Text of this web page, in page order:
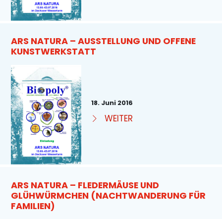
ARS NATURA – AUSSTELLUNG UND OFFENE
KUNSTWERKSTATT
18. Juni 2016
WEITER
ARS NATURA – FLEDERMÄUSE UND
GLÜHWÜRMCHEN (NACHTWANDERUNG FÜR
FAMILIEN)